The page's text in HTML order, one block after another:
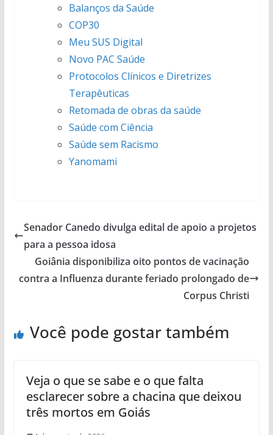
Balanços da Saúde
COP30
Meu SUS Digital
Novo PAC Saúde
Protocolos Clínicos e Diretrizes
Terapêuticas
Retomada de obras da saúde
Saúde com Ciência
Saúde sem Racismo
Yanomami
Senador Canedo divulga edital de apoio a projetos
para a pessoa idosa
Goiânia disponibiliza oito pontos de vacinação
contra a Influenza durante feriado prolongado de
Corpus Christi
Você pode gostar também
Veja o que se sabe e o que falta
esclarecer sobre a chacina que deixou
três mortos em Goiás